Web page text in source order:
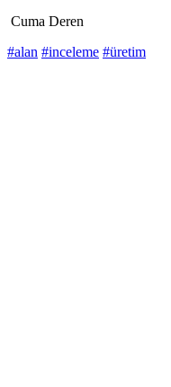
Cuma Deren
#alan #inceleme #üretim